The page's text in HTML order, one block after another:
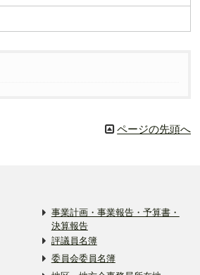
ページの先頭へ
事業計画・事業報告・予算書・
決算報告
評議員名簿
委員会委員名簿